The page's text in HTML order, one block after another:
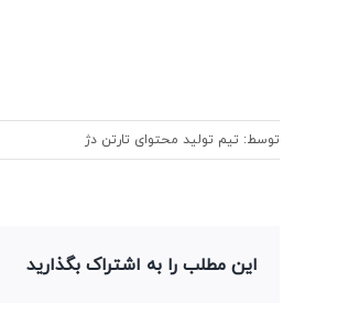
توسط: تیم تولید محتوای تارتن دژ
این مطلب را به اشتراک بگذارید